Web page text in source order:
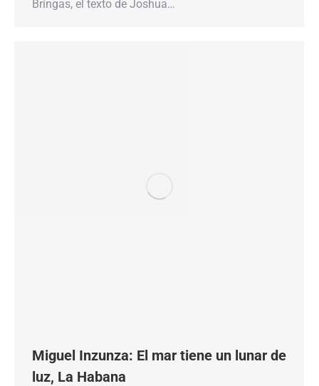
Bringas, el texto de Joshua…
Miguel Inzunza: El​​ mar​​ tiene​​ un​​ lunar​​ de​​
luz,​​ La​​ Habana